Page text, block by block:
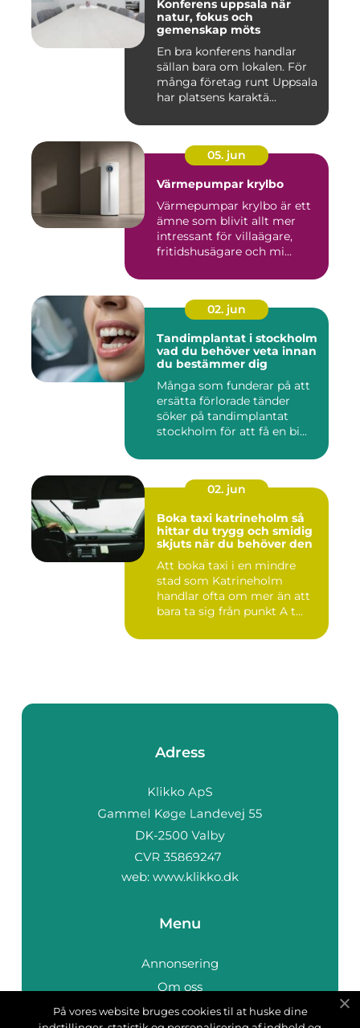
Konferens uppsala när
natur, fokus och
gemenskap möts
En bra konferens handlar
sällan bara om lokalen. För
många företag runt Uppsala
har platsens karaktä...
05. jun
Värmepumpar krylbo
Värmepumpar krylbo är ett
ämne som blivit allt mer
intressant för villaägare,
fritidshusägare och mi...
02. jun
Tandimplantat i stockholm
vad du behöver veta innan
du bestämmer dig
Många som funderar på att
ersätta förlorade tänder
söker på tandimplantat
stockholm för att få en bi...
02. jun
Boka taxi katrineholm så
hittar du trygg och smidig
skjuts när du behöver den
Att boka taxi i en mindre
stad som Katrineholm
handlar ofta om mer än att
bara ta sig från punkt A t...
Adress
web: www.klikko.dk
Menu
Annonsering
Om oss
Cookies
På vores website bruges cookies til at huske dine